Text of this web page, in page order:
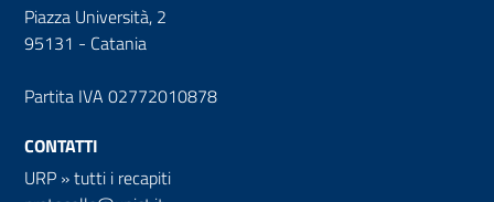
Piazza Università, 2
95131 - Catania
Partita IVA 02772010878
CONTATTI
URP »tutti i recapiti